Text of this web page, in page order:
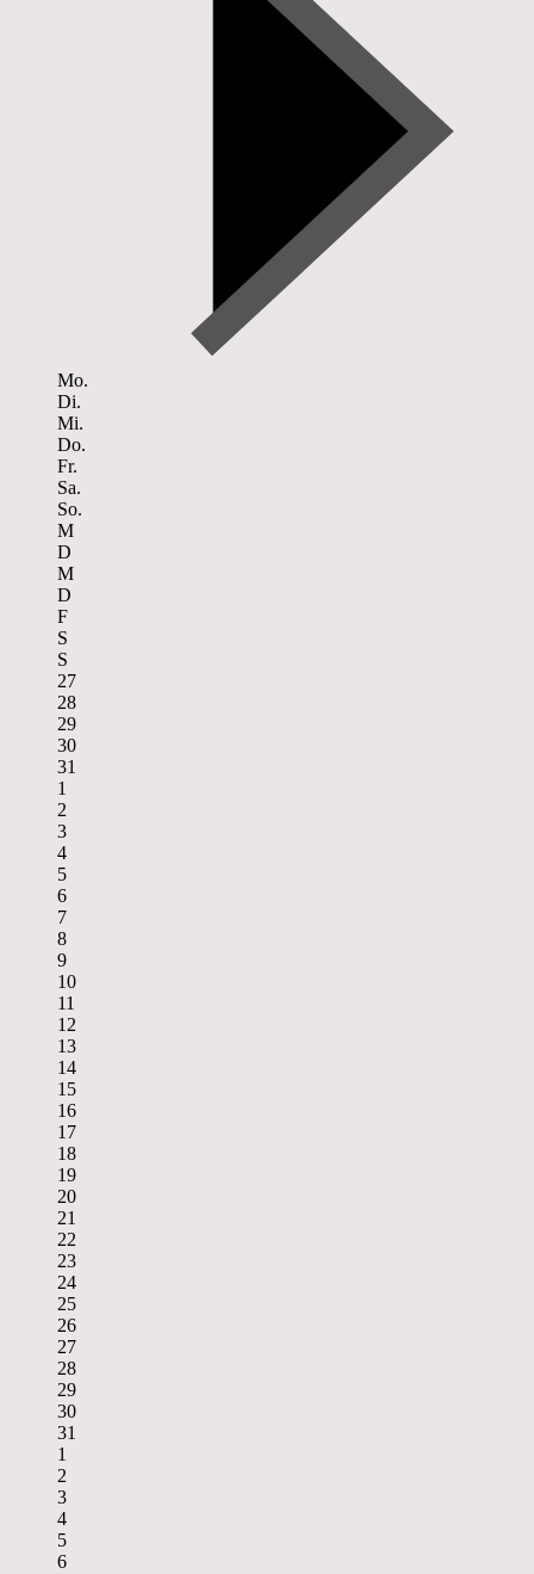
Mo.
Di.
Mi.
Do.
Fr.
Sa.
So.
M
D
M
D
F
S
S
27
28
29
30
31
1
2
3
4
5
6
7
8
9
10
11
12
13
14
15
16
17
18
19
20
21
22
23
24
25
26
27
28
29
30
31
1
2
3
4
5
6